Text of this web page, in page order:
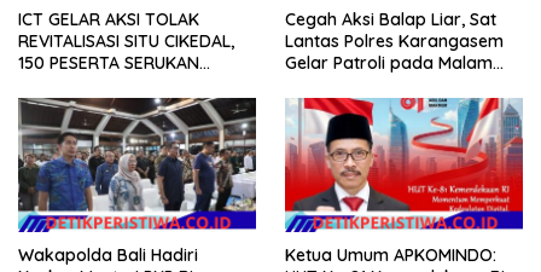
ICT GELAR AKSI TOLAK
REVITALISASI SITU CIKEDAL,
150 PESERTA SERUKAN
Cegah Aksi Balap Liar, Sat
Lantas Polres Karangasem
Gelar Patroli pada Malam
Wakapolda Bali Hadiri
Ketua Umum APKOMINDO: